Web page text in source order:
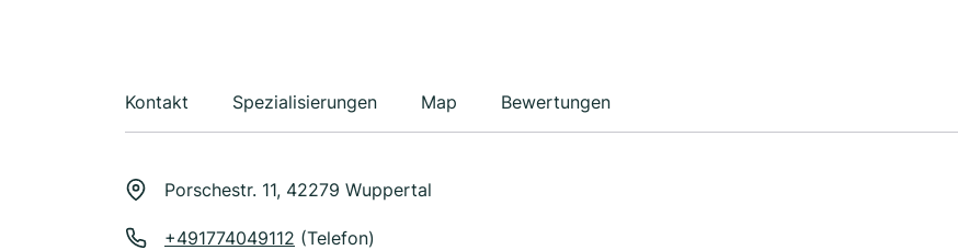
Kontakt Spezialisierungen Map Bewertungen
Porschestr. 11, 42279 Wuppertal
+491774049112 (Telefon)